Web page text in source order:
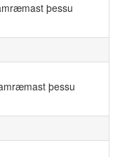
þessu
þessu